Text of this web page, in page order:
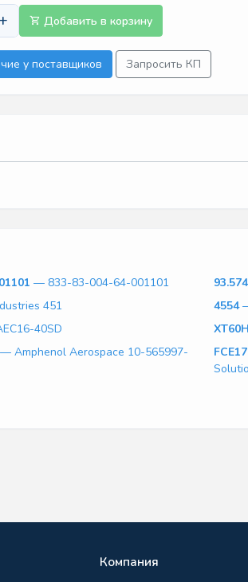
Добавить в корзину
у поставщиков Запросить КП
— 833-83-004-64-001101
451 4554
40SD
— Amphenol Aerospace 10-565997-
Компания